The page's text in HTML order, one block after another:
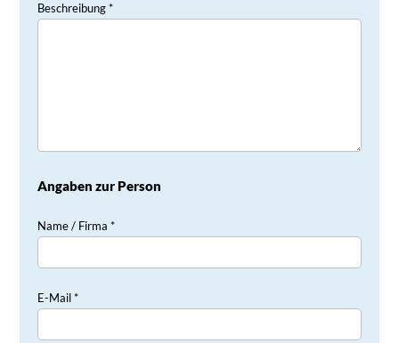
Beschreibung *
Angaben zur Person
Name / Firma *
E-Mail *